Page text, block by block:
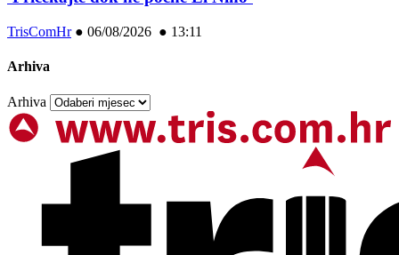
TrisComHr● 06/08/2026 ● 13:11
Arhiva
Arhiva